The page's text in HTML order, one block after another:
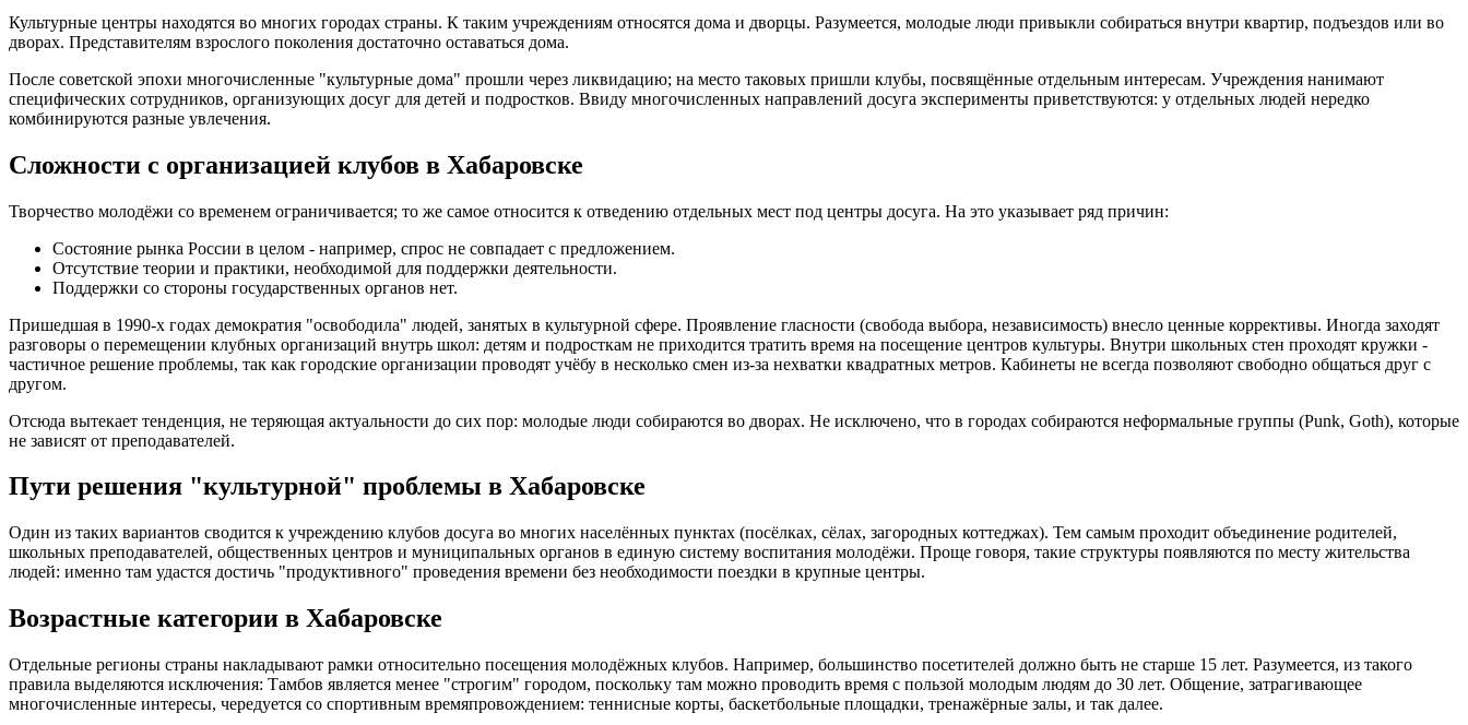
Культурные центры находятся во многих городах страны. К таким учреждениям относятся дома и дворцы. Разумеется, молодые люди привыкли собираться внутри квартир, подъездов или во
дворах. Представителям взрослого поколения достаточно оставаться дома.
После советской эпохи многочисленные "культурные дома" прошли через ликвидацию; на место таковых пришли клубы, посвящённые отдельным интересам. Учреждения нанимают
специфических сотрудников, организующих досуг для детей и подростков. Ввиду многочисленных направлений досуга эксперименты приветствуются: у отдельных людей нередко
комбинируются разные увлечения.
Сложности с организацией клубов в Хабаровске
Творчество молодёжи со временем ограничивается; то же самое относится к отведению отдельных мест под центры досуга. На это указывает ряд причин:
Состояние рынка России в целом - например, спрос не совпадает с предложением.
Отсутствие теории и практики, необходимой для поддержки деятельности.
Поддержки со стороны государственных органов нет.
Пришедшая в 1990-х годах демократия "освободила" людей, занятых в культурной сфере. Проявление гласности (свобода выбора, независимость) внесло ценные коррективы. Иногда заходят
разговоры о перемещении клубных организаций внутрь школ: детям и подросткам не приходится тратить время на посещение центров культуры. Внутри школьных стен проходят кружки -
частичное решение проблемы, так как городские организации проводят учёбу в несколько смен из-за нехватки квадратных метров. Кабинеты не всегда позволяют свободно общаться друг с
другом.
Отсюда вытекает тенденция, не теряющая актуальности до сих пор: молодые люди собираются во дворах. Не исключено, что в городах собираются неформальные группы (Punk, Goth), которые
не зависят от преподавателей.
Пути решения "культурной" проблемы в Хабаровске
Один из таких вариантов сводится к учреждению клубов досуга во многих населённых пунктах (посёлках, сёлах, загородных коттеджах). Тем самым проходит объединение родителей,
школьных преподавателей, общественных центров и муниципальных органов в единую систему воспитания молодёжи. Проще говоря, такие структуры появляются по месту жительства
людей: именно там удастся достичь "продуктивного" проведения времени без необходимости поездки в крупные центры.
Возрастные категории в Хабаровске
Отдельные регионы страны накладывают рамки относительно посещения молодёжных клубов. Например, большинство посетителей должно быть не старше 15 лет. Разумеется, из такого
правила выделяются исключения: Тамбов является менее "строгим" городом, поскольку там можно проводить время с пользой молодым людям до 30 лет. Общение, затрагивающее
многочисленные интересы, чередуется со спортивным времяпровождением: теннисные корты, баскетбольные площадки, тренажёрные залы, и так далее.